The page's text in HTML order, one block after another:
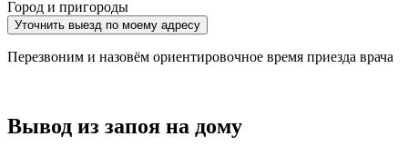
Город и пригороды
Уточнить выезд по моему адресу
Перезвоним и назовём ориентировочное время приезда врача
Вывод из запоя на дому